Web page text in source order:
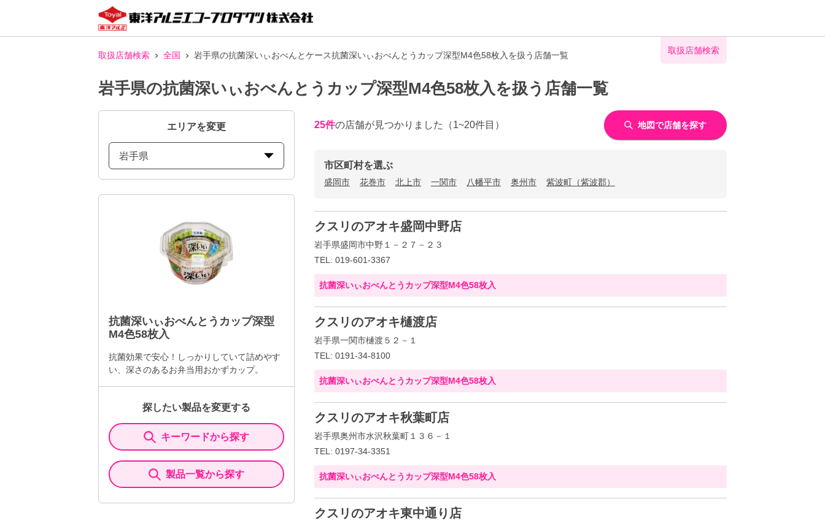
取扱店舗検索 全国 岩手県の抗菌深いぃおべんとケース抗菌深いぃおべんとうカップ深型M4色58枚入を扱う店舗一覧 取扱店舗検索
岩手県の抗菌深いぃおべんとうカップ深型M4色58枚入を扱う店舗一覧
エリアを変更
岩手県
抗菌深いぃおべんとうカップ深型
M4色58枚入
抗菌効果で安心！しっかりしていて詰めやす
い、深さのあるお弁当用おかずカップ。
探したい製品を変更する
キーワードから探す
製品一覧から探す
25件の店舗が見つかりました （1~20件目） 地図で店舗を探す
市区町村を選ぶ
盛岡市 花巻市 北上市 一関市 八幡平市 奥州市 紫波町（紫波郡）
クスリのアオキ盛岡中野店
岩手県盛岡市中野１－２７－２３
TEL: 019-601-3367
抗菌深いぃおべんとうカップ深型M4色58枚入
クスリのアオキ樋渡店
岩手県一関市樋渡５２－１
TEL: 0191-34-8100
抗菌深いぃおべんとうカップ深型M4色58枚入
クスリのアオキ秋葉町店
岩手県奥州市水沢秋葉町１３６－１
TEL: 0197-34-3351
抗菌深いぃおべんとうカップ深型M4色58枚入
クスリのアオキ東中通り店